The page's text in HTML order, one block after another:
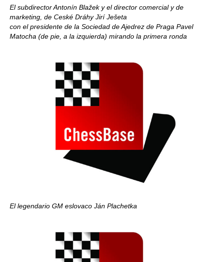
El subdirector Antonín Blažek y el director comercial y de
marketing, de Ceské Dráhy Jirí Ješeta
con el presidente de la Sociedad de Ajedrez de Praga Pavel
Matocha (de pie, a la izquierda) mirando la primera ronda
El legendario GM eslovaco Ján Plachetka